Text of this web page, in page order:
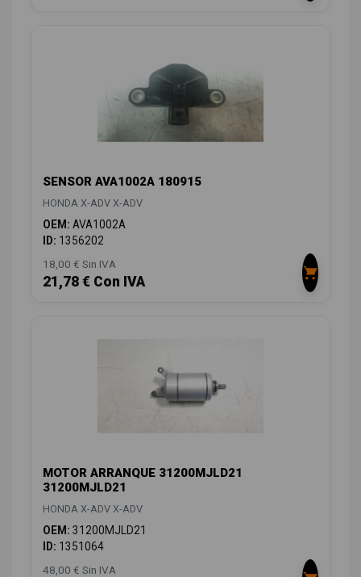
SENSOR AVA1002A 180915
HONDA X-ADV X-ADV
OEM: AVA1002A
ID: 1356202
18,00 € Sin IVA
21,78 € Con IVA
MOTOR ARRANQUE 31200MJLD21
31200MJLD21
HONDA X-ADV X-ADV
OEM: 31200MJLD21
ID: 1351064
48,00 € Sin IVA